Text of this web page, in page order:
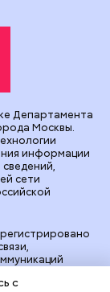
газеты
Департамента
Москвы.
информации
сети
с